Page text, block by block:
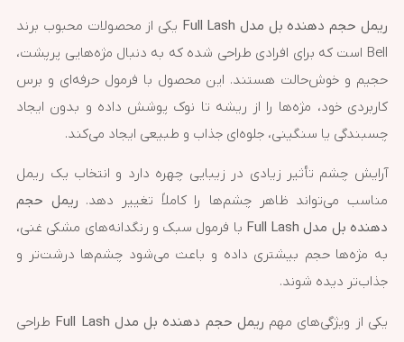
ریمل حجم دهنده بل مدل Full Lash
یکی از محصولات محبوب برند
Bell است که برای افرادی طراحی شده که به دنبال مژه‌هایی پرپشت،
حجیم و خوش‌حالت هستند. این محصول با فرمول حرفه‌ای و برس
کاربردی خود، مژه‌ها را از ریشه تا نوک پوشش داده و بدون ایجاد
چسبندگی یا سنگینی، جلوه‌ای جذاب و طبیعی ایجاد می‌کند.
آرایش چشم تأثیر زیادی در زیبایی چهره دارد و انتخاب یک ریمل
مناسب می‌تواند ظاهر چشم‌ها را کاملاً تغییر دهد. ریمل حجم
دهنده بل مدل Full Lash
با فرمول سبک و رنگدانه‌های مشکی غنی،
به مژه‌ها حجم بیشتری داده و باعث می‌شود چشم‌ها درشت‌تر و
جذاب‌تر دیده شوند.
یکی از ویژگی‌های مهم ریمل حجم دهنده بل مدل Full Lash
طراحی